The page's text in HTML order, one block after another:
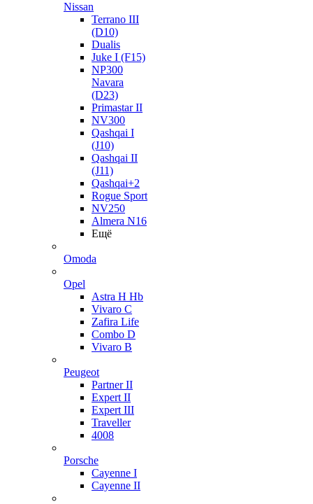
Nissan
Terrano III
(D10)
Dualis
Juke I (F15)
NP300
Navara
(D23)
Primastar II
NV300
Qashqai I
(J10)
Qashqai II
(J11)
Qashqai+2
Rogue Sport
NV250
Almera N16
Ещё
Omoda
Opel
Astra H Hb
Vivaro C
Zafira Life
Combo D
Vivaro B
Peugeot
Partner II
Expert II
Expert III
Traveller
4008
Porsche
Cayenne I
Cayenne II